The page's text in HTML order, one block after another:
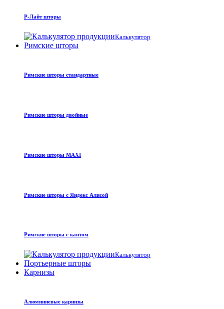
Р-Лайт шторы
Калькулятор
Римские шторы
Римские шторы стандартные
Римские шторы двойные
Римские шторы MAXI
Римские шторы с Яндекс Алисой
Римские шторы с кантом
Калькулятор
Портьерные шторы
Карнизы
Алюминиевые карнизы